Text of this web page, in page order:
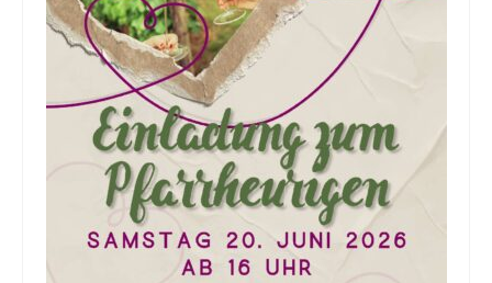
Flohmarkt
Kirchenführung
Dreifaltigkeitsnews
Impressum